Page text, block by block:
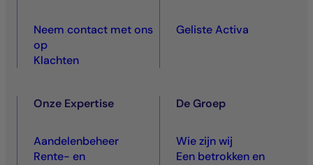
Neem contact met ons
op
Klachten
Geliste Activa
Onze Expertise
Aandelenbeheer
Rente- en
De Groep
Wie zijn wij
Een betrokken en